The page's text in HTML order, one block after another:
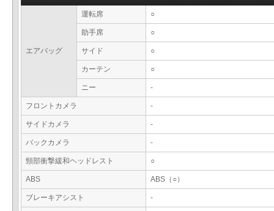
エアバッグ
運転席 ○
助手席 ○
サイド ○
カーテン ○
ニー -
フロントカメラ -
サイドカメラ -
バックカメラ -
頸部衝撃緩和ヘッドレスト ○
ABS ABS（○）
ブレーキアシスト -